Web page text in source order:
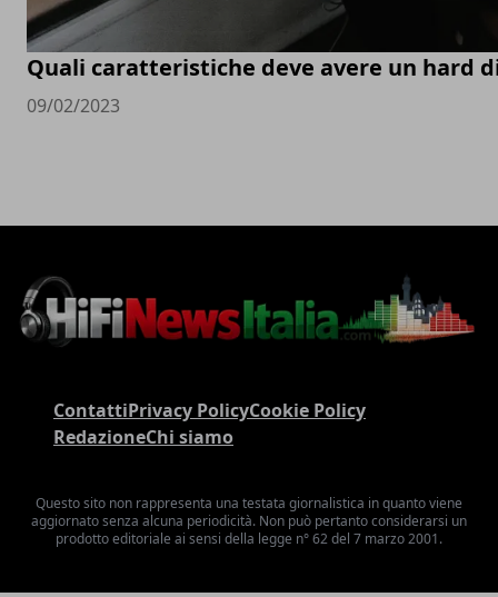
Quali caratteristiche deve avere un hard
09/02/2023
ContattiPrivacy PolicyCookie Policy
RedazioneChi siamo
Questo sito non rappresenta una testata giornalistica in quanto viene
aggiornato senza alcuna periodicità. Non può pertanto considerarsi un
prodotto editoriale ai sensi della legge n° 62 del 7 marzo 2001.